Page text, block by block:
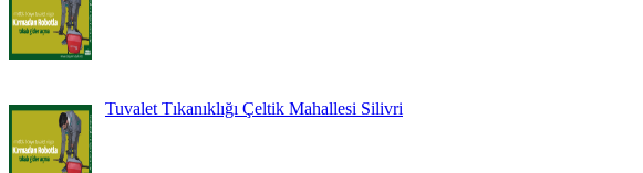
Tuvalet Tıkanıklığı Çeltik Mahallesi Silivri